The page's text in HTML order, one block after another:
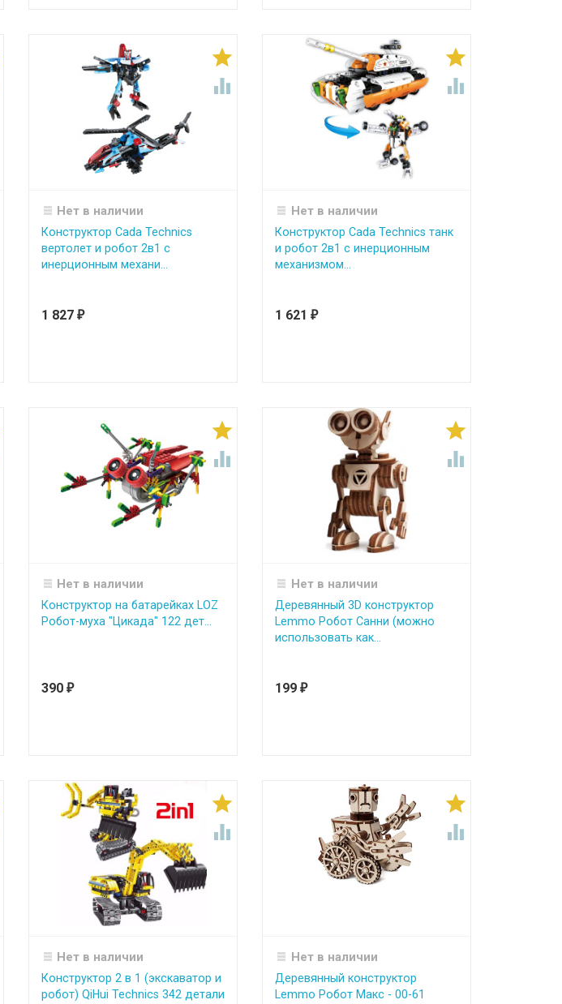


Нет в наличии
Конструктор Cada Technics
вертолет и робот 2в1 с
инерционным механи...
1 827 ₽


Нет в наличии
Конструктор Cada Technics танк
и робот 2в1 c инерционным
механизмом...
1 621 ₽


Нет в наличии
Конструктор на батарейках LOZ
Робот-муха "Цикада" 122 дет...
390 ₽


Нет в наличии
Деревянный 3D конструктор
Lemmo Робот Санни (можно
использовать как...
199 ₽


Нет в наличии
Конструктор 2 в 1 (экскаватор и
робот) QiHui Technics 342 детали


Нет в наличии
Деревянный конструктор
Lemmo Робот Макс - 00-61